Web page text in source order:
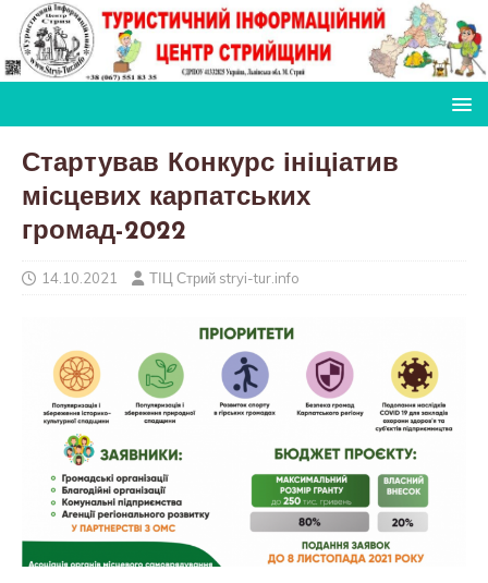
Стартував Конкурс ініціатив
місцевих карпатських
громад-2022
14.10.2021 ТІЦ Стрий stryi-tur.info